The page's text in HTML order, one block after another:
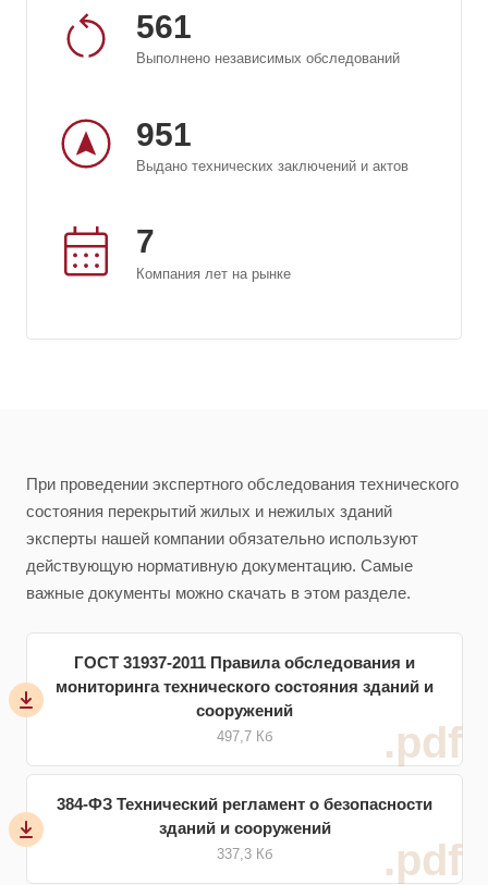
561
Выполнено независимых обследований
951
Выдано технических заключений и актов
7
Компания лет на рынке
При проведении экспертного обследования технического
состояния перекрытий жилых и нежилых зданий
эксперты нашей компании обязательно используют
действующую нормативную документацию. Самые
важные документы можно скачать в этом разделе.
.pdf
ГОСТ 31937-2011 Правила обследования и
мониторинга технического состояния зданий и
сооружений
497,7 Кб
.pdf
384-ФЗ Технический регламент о безопасности
зданий и сооружений
337,3 Кб